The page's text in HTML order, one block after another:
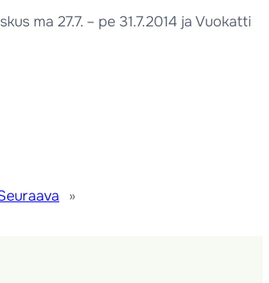
ma 27.7. – pe 31.7.2014 ja Vuokatti
»